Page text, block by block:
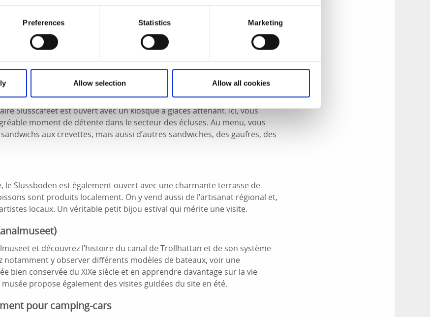
Preferences Statistics Marketing
Allow selection Allow all cookies
les bateaux de plaisance.
et à faire dans la région
ici que le simple passage des bateaux. Voici quelques conseils.
Slusscaféet est ouvert avec un kiosque à glaces attenant. Ici, vous
moment de détente dans le secteur des écluses. Au menu, vous
aux crevettes, mais aussi d’autres sandwiches, des gaufres, des
le Slussboden est également ouvert avec une charmante terrasse de
sont produits localement. On y vend aussi de l’artisanat régional et,
locaux. Un véritable petit bijou estival qui mérite une visite.
et découvrez l’histoire du canal de Trollhättan et de son système
notamment y observer différents modèles de bateaux, voir une
bien conservée du XIXe siècle et en apprendre davantage sur la vie
propose également des visites guidées du site en été.
pour camping-cars